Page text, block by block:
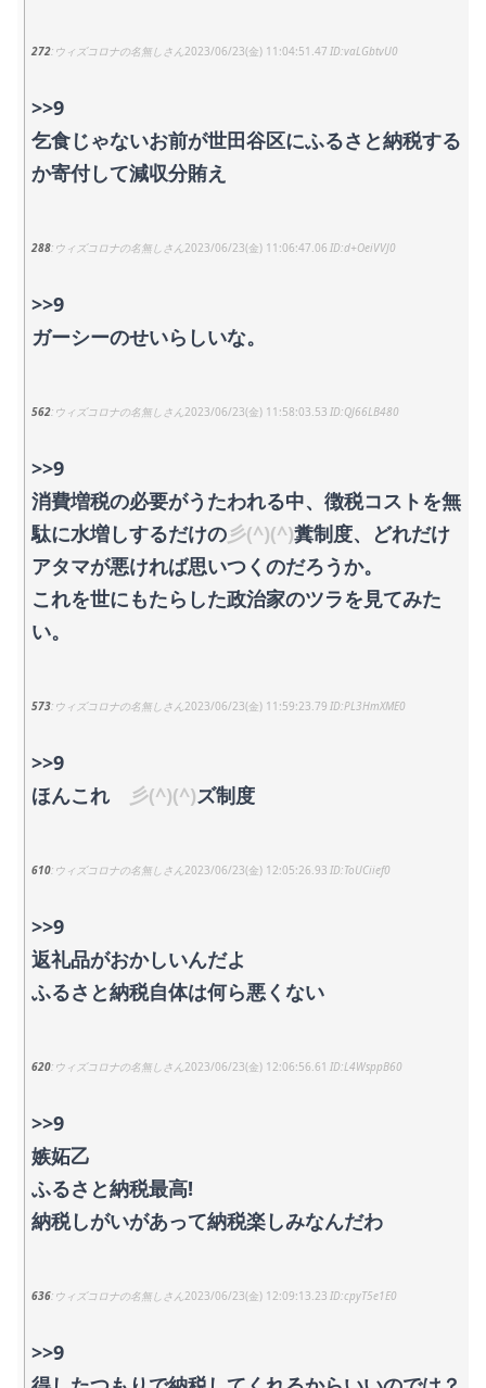
272 ウィズコロナの名無しさん 2023/06/23(金) 11:04:51.47 vaLGbtvU0
>>9
乞食じゃないお前が世田谷区にふるさと納税する
か寄付して減収分賄え
288 ウィズコロナの名無しさん 2023/06/23(金) 11:06:47.06 d+OeiVVJ0
>>9
ガーシーのせいらしいな。
562 ウィズコロナの名無しさん 2023/06/23(金) 11:58:03.53 QJ66LB480
>>9
消費増税の必要がうたわれる中、徴税コストを無
駄に水増しするだけの彡(^)(^)糞制度、どれだけ
アタマが悪ければ思いつくのだろうか。
これを世にもたらした政治家のツラを見てみた
い。
573 ウィズコロナの名無しさん 2023/06/23(金) 11:59:23.79 PL3HmXME0
>>9
ほんこれ
彡(^)(^)ズ制度
610 ウィズコロナの名無しさん 2023/06/23(金) 12:05:26.93 ToUCiief0
>>9
返礼品がおかしいんだよ
ふるさと納税自体は何ら悪くない
620 ウィズコロナの名無しさん 2023/06/23(金) 12:06:56.61 L4WsppB60
>>9
嫉妬乙
ふるさと納税最高!
納税しがいがあって納税楽しみなんだわ
636 ウィズコロナの名無しさん 2023/06/23(金) 12:09:13.23 cpyT5e1E0
>>9